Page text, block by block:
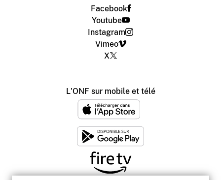
Facebook
Youtube
Instagram
Vimeo
X
L'ONF sur mobile et télé